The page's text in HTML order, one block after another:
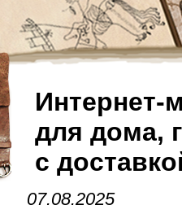
Интернет-
для дома,
с
07.08.2025